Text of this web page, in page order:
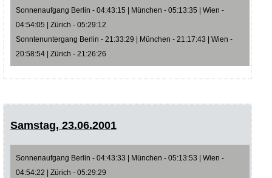
Sonnenaufgang Berlin - 04:43:15 | München - 05:13:35 | Wien -
04:54:05 | Zürich - 05:29:12
Sonntenuntergang Berlin - 21:33:29 | München - 21:17:43 | Wien -
20:58:54 | Zürich - 21:26:26
Samstag, 23.06.2001
Sonnenaufgang Berlin - 04:43:33 | München - 05:13:53 | Wien -
04:54:22 | Zürich - 05:29:29